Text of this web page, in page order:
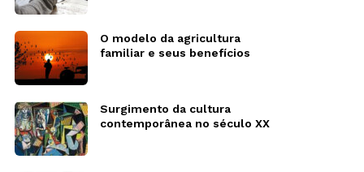
O modelo da agricultura
familiar e seus benefícios
Surgimento da cultura
contemporânea no século XX